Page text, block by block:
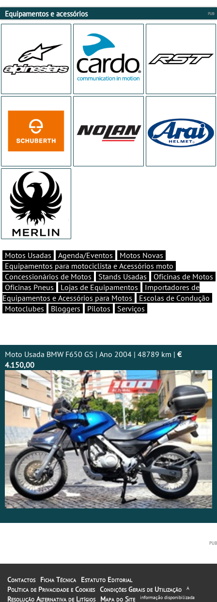
Equipamentos e acessórios
Motos Usadas Agenda/Eventos
Motos Novas
Equipamentos para motociclista e Acessórios moto
Concessionários de Motos
Stands Usadas
Oficinas de Motos
Oficinas Pneus
Lojas de Equipamentos
Importadores de
Equipamentos e Acessórios para Motos
Escolas de Condução
Motoclubes
Bloggers Pilotos Serviços
Moto Usada BMW F650 GS | Ano 2004 | 48789 km | €
4.150,00
Contactos Ficha Técnica
Estatuto Editorial
Política de Privacidade e Cookies Condições Gerais de Utilização
Resolução Alternativa de Litígios
Mapa do Site
A
informação disponibilizada